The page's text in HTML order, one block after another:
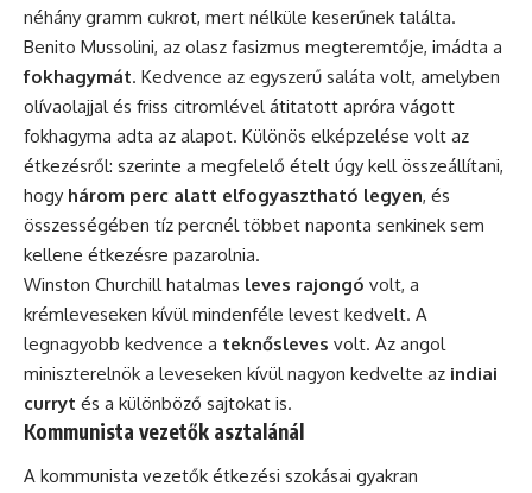
néhány gramm cukrot, mert nélküle keserűnek találta.
Benito Mussolini, az olasz fasizmus megteremtője, imádta a
fokhagymát. Kedvence az egyszerű saláta volt, amelyben
olívaolajjal és friss citromlével átitatott apróra vágott
fokhagyma adta az alapot. Különös elképzelése volt az
étkezésről: szerinte a megfelelő ételt úgy kell összeállítani,
hogy három perc alatt elfogyasztható legyen, és
összességében tíz percnél többet naponta senkinek sem
kellene étkezésre pazarolnia.
Winston Churchill hatalmas leves rajongó volt, a
krémleveseken kívül mindenféle levest kedvelt. A
legnagyobb kedvence a teknősleves volt. Az angol
miniszterelnök a leveseken kívül nagyon kedvelte az indiai
curryt és a különböző sajtokat is.
Kommunista vezetők asztalánál
A kommunista vezetők étkezési szokásai gyakran